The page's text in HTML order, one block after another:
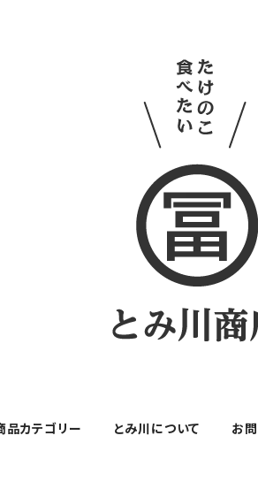
品カテゴリー とみ川について お